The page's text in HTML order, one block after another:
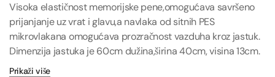
Visoka elastičnost memorijske pene,omogućava savršeno
prijanjanje uz vrat i glavu,a navlaka od sitnih PES
mikrovlakana omogućava prozračnost vazduha kroz jastuk.
Dimenzija jastuka je 60cm dužina,širina 40cm, visina 13cm.
Prikaži više